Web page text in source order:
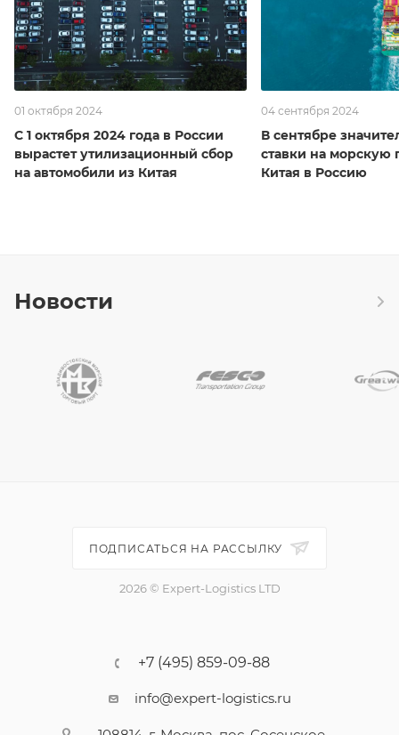
01 октября 2024
С 1 октября 2024 года в России
вырастет утилизационный сбор
на автомобили из Китая
04 сентября 2024
В сентябре
ставки на морскую
Китая в Россию
Новости
ПОДПИСАТЬСЯ НА РАССЫЛКУ
2026 © Expert-Logistics LTD
+7 (495) 859-09-88
info@expert-logistics.ru